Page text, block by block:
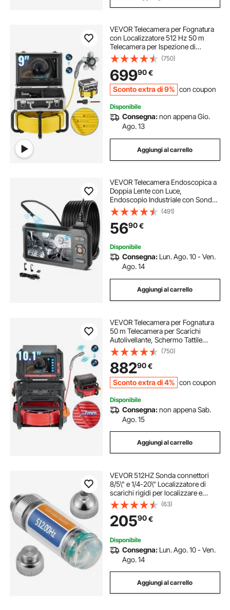
VEVOR Telecamera per Fognatura
con Localizzatore 512 Hz 50 m
Telecamera per Ispezione di
Scarichi Autolivellante con Schermo
HD 1080P 228,6 mm Zoom 36X,
Telecamera Idraulica a Serpente con
Luci-12 LED
(750)
69990€
Sconto extra di 9% con coupon
Disponibile
Consegna:non appena Gio.
Ago. 13
Aggiungi al carrello
VEVOR Telecamera Endoscopica a
Doppia Lente con Luce,
Endoscopio Industriale con Sonda
Sottile da 5,5 mm, Schermo IPS HD
da 5'', Zoom 8x, Cavo
Impermeabile IP67 da 5 m, per
Ispezione Auto e Idraulica
(491)
5690€
Disponibile
Consegna: Lun. Ago. 10 - Ven.
Ago. 14
Aggiungi al carrello
VEVOR Telecamera per Fognatura
50 m Telecamera per Scarichi
Autolivellante, Schermo Tattile
256,54 mm Trasmettitore 512 Hz e
Contatore di Distanza, Telecamera
Idraulica a Serpente IP67 con Luci-
12 LED
(750)
88290€
Sconto extra di 4% con coupon
Disponibile
Consegna:non appena Sab.
Ago. 15
Aggiungi al carrello
VEVOR 512HZ Sonda connettori
8/5\" e 1/4-20\" Localizzatore di
scarichi rigidi per localizzare e
rilevare piccole fognature e
condotte, Argento
(63)
20590€
Disponibile
Consegna: Lun. Ago. 10 - Ven.
Ago. 14
Aggiungi al carrello